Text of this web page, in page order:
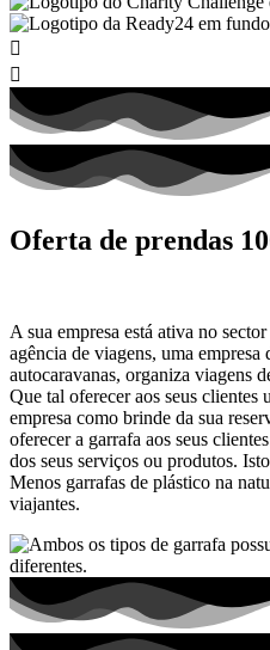
Oferta de prendas
A sua empresa está ativa no
agência de viagens, uma
autocaravanas, organiza viagens
Que tal oferecer aos seus clientes
empresa como brinde da sua
oferecer a garrafa aos seus
dos seus serviços ou produtos.
Menos garrafas de plástico na
viajantes.